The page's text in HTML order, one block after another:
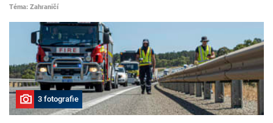
Téma: Zahraničí
3 fotografie